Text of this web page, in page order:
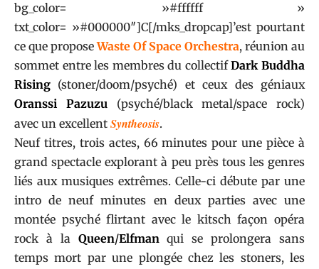
bg_color= »#ffffff »
txt_color= »#000000″]C[/mks_dropcap]’est pourtant
ce que proposeWaste Of Space Orchestra, réunion au
sommet entre les membres du collectifDark Buddha
Rising (stoner/doom/psyché) et ceux des géniaux
Oranssi Pazuzu
(psyché/black metal/space rock)
avec un excellent Syntheosis.
Neuf titres, trois actes, 66 minutes pour une pièce à
grand spectacle explorant à peu près tous les genres
liés aux musiques extrêmes. Celle-ci débute par une
intro de neuf minutes en deux parties avec une
montée psyché flirtant avec le kitsch façon opéra
rock à la Queen/Elfmanqui se prolongera sans
temps mort par une plongée chez les stoners, les